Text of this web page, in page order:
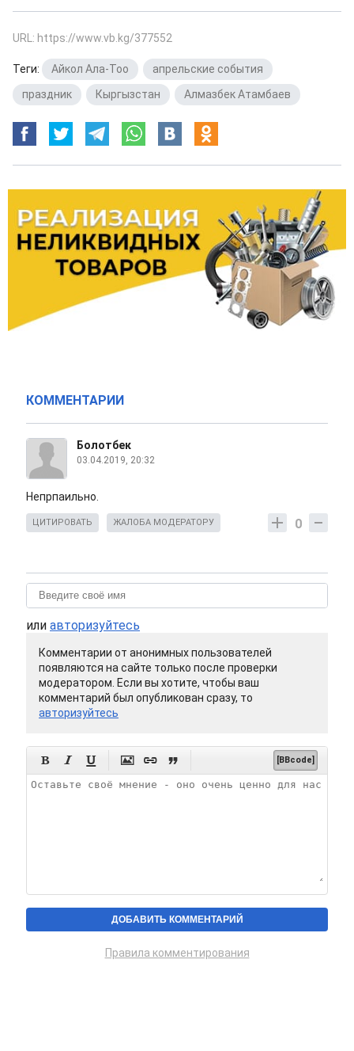
URL: https://www.vb.kg/377552
Теги: Айкол Ала-Тоо апрельские события
праздник
Кыргызстан Алмазбек Атамбаев
КОММЕНТАРИИ
Болотбек
03.04.2019, 20:32
Непрпаильно.
0
ЦИТИРОВАТЬ ЖАЛОБА МОДЕРАТОРУ
или авторизуйтесь
Комментарии от анонимных пользователей
появляются на сайте только после проверки
модератором. Если вы хотите, чтобы ваш
комментарий был опубликован сразу, то
авторизуйтесь
      [BBcode]
Правила комментирования